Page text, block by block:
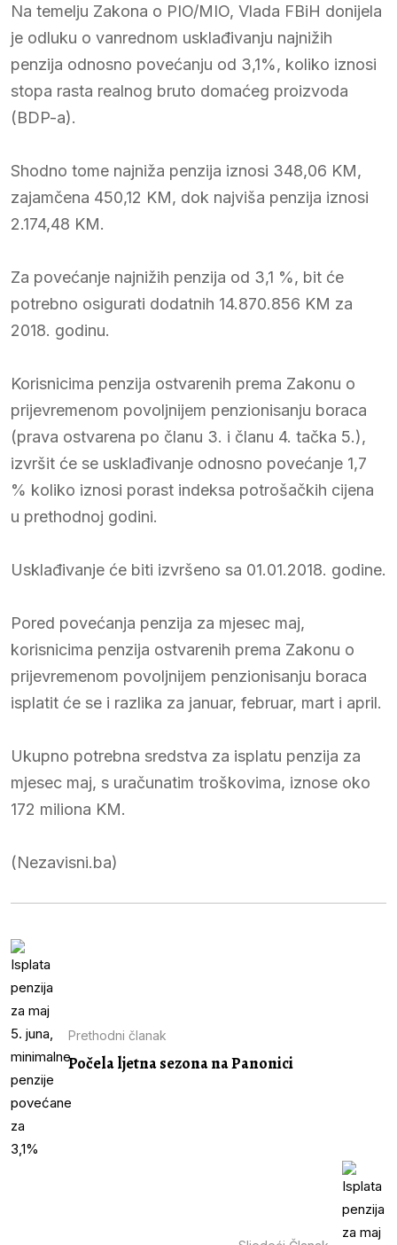
Na temelju Zakona o PIO/MIO, Vlada FBiH donijela
je odluku o vanrednom usklađivanju najnižih
penzija odnosno povećanju od 3,1%, koliko iznosi
stopa rasta realnog bruto domaćeg proizvoda
(BDP-a).
Shodno tome najniža penzija iznosi 348,06 KM,
zajamčena 450,12 KM, dok najviša penzija iznosi
2.174,48 KM.
Za povećanje najnižih penzija od 3,1 %, bit će
potrebno osigurati dodatnih 14.870.856 KM za
2018. godinu.
Korisnicima penzija ostvarenih prema Zakonu o
prijevremenom povoljnijem penzionisanju boraca
(prava ostvarena po članu 3. i članu 4. tačka 5.),
izvršit će se usklađivanje odnosno povećanje 1,7
% koliko iznosi porast indeksa potrošačkih cijena
u prethodnoj godini.
Usklađivanje će biti izvršeno sa 01.01.2018. godine.
Pored povećanja penzija za mjesec maj,
korisnicima penzija ostvarenih prema Zakonu o
prijevremenom povoljnijem penzionisanju boraca
isplatit će se i razlika za januar, februar, mart i april.
Ukupno potrebna sredstva za isplatu penzija za
mjesec maj, s uračunatim troškovima, iznose oko
172 miliona KM.
(Nezavisni.ba)
Prethodni članak
Počela ljetna sezona na Panonici